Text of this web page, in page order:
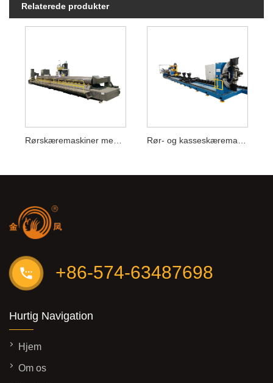
Relaterede produkter
Rørskæremaskiner med rulleseng
+86-574-63487698
Hurtig Navigation
Hjem
Om os